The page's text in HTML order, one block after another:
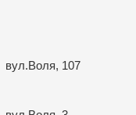
вул.Воля, 107